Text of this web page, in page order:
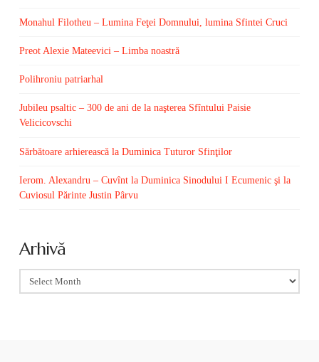
Monahul Filotheu – Lumina Feţei Domnului, lumina Sfintei Cruci
Preot Alexie Mateevici – Limba noastră
Polihroniu patriarhal
Jubileu psaltic – 300 de ani de la naşterea Sfîntului Paisie
Velicicovschi
Sărbătoare arhierească la Duminica Tuturor Sfinţilor
Ierom. Alexandru – Cuvînt la Duminica Sinodului I Ecumenic şi la
Cuviosul Părinte Justin Pârvu
Arhivă
Arhivă